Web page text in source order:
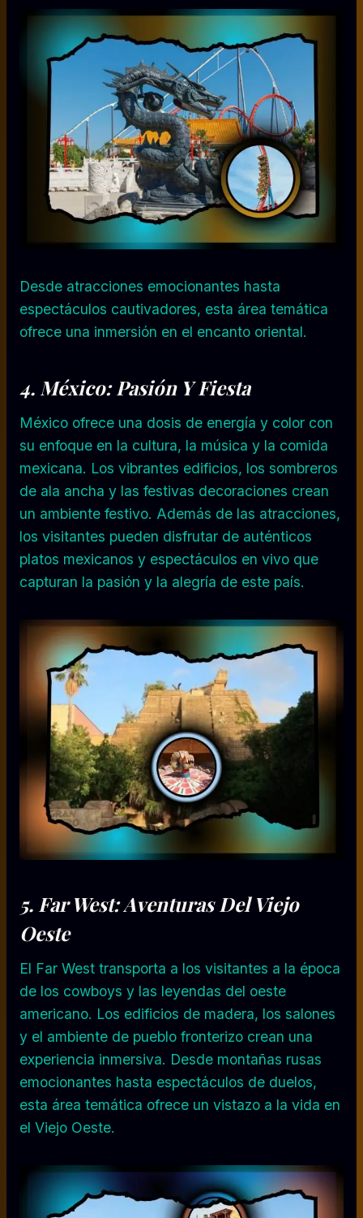
Desde atracciones emocionantes hasta
espectáculos cautivadores, esta área temática
ofrece una inmersión en el encanto oriental.
4. México: Pasión Y Fiesta
México ofrece una dosis de energía y color con
su enfoque en la cultura, la música y la comida
mexicana. Los vibrantes edificios, los sombreros
de ala ancha y las festivas decoraciones crean
un ambiente festivo. Además de las atracciones,
los visitantes pueden disfrutar de auténticos
platos mexicanos y espectáculos en vivo que
capturan la pasión y la alegría de este país.
5. Far West: Aventuras Del Viejo
Oeste
El Far West transporta a los visitantes a la época
de los cowboys y las leyendas del oeste
americano. Los edificios de madera, los salones
y el ambiente de pueblo fronterizo crean una
experiencia inmersiva. Desde montañas rusas
emocionantes hasta espectáculos de duelos,
esta área temática ofrece un vistazo a la vida en
el Viejo Oeste.